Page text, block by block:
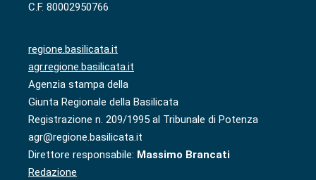
C.F. 80002950766
regione.basilicata.it
agr.regione.basilicata.it
Agenzia stampa della
Giunta Regionale della Basilicata
Registrazione n. 209/1995 al Tribunale di Potenza
agr@regione.basilicata.it
Direttore responsabile: Massimo Brancati
Redazione